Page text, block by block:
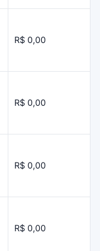
R$ 0,00
R$ 0,00
R$ 0,00
R$ 0,00